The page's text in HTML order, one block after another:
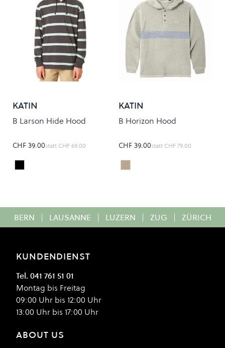
KATIN
B Larson Hide Hood
CHF 39.00statt CHF 69.00
Colour
Black
KATIN
B Horizon Hood
CHF 39.00statt CHF 79.00
Colour
Pelican
BERN | LAUSANNE | LUZERN | ZUG | ZÜRICH
KUNDENDIENST
Tel. 041 761 51 01
Montag bis Freitag
09:00 Uhr bis 12:00 Uhr
13:00 Uhr bis 17:00 Uhr
ABOUT US